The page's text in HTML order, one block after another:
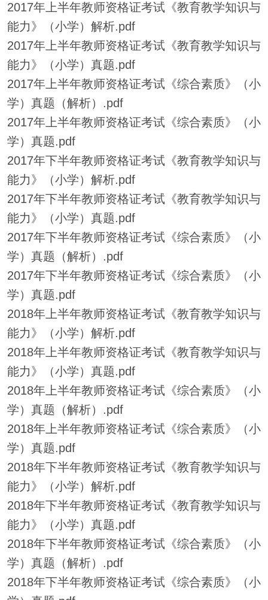
2017年上半年教师资格证考试《教育教学知识与
能力》（小学）解析.pdf
2017年上半年教师资格证考试《教育教学知识与
能力》（小学）真题.pdf
2017年上半年教师资格证考试《综合素质》（小
学）真题（解析）.pdf
2017年上半年教师资格证考试《综合素质》（小
学）真题.pdf
2017年下半年教师资格证考试《教育教学知识与
能力》（小学）解析.pdf
2017年下半年教师资格证考试《教育教学知识与
能力》（小学）真题.pdf
2017年下半年教师资格证考试《综合素质》（小
学）真题（解析）.pdf
2017年下半年教师资格证考试《综合素质》（小
学）真题.pdf
2018年上半年教师资格证考试《教育教学知识与
能力》（小学）解析.pdf
2018年上半年教师资格证考试《教育教学知识与
能力》（小学）真题.pdf
2018年上半年教师资格证考试《综合素质》（小
学）真题（解析）.pdf
2018年上半年教师资格证考试《综合素质》（小
学）真题.pdf
2018年下半年教师资格证考试《教育教学知识与
能力》（小学）解析.pdf
2018年下半年教师资格证考试《教育教学知识与
能力》（小学）真题.pdf
2018年下半年教师资格证考试《综合素质》（小
学）真题（解析）.pdf
2018年下半年教师资格证考试《综合素质》（小